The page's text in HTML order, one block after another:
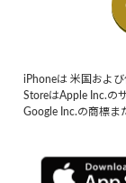
iPhoneは 米国およ
StoreはApple Inc.の
Google Inc.の商標ま